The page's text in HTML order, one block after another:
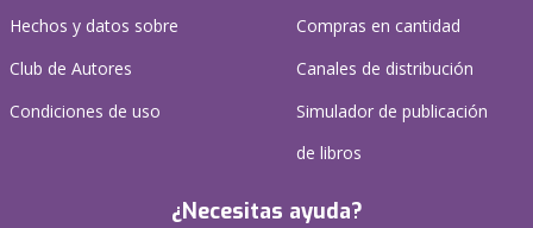
Hechos y datos sobre
Club de Autores
Condiciones de uso
Compras en cantidad
Canales de distribución
Simulador de publicación
de libros
¿Necesitas ayuda?